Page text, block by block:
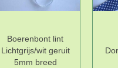
Boerenbont lint
Lichtgrijs/wit geruit
5mm breed